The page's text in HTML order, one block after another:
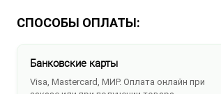
СПОСОБЫ ОПЛАТЫ:
Банковские карты
Visa, Mastercard, МИР. Оплата онлайн при